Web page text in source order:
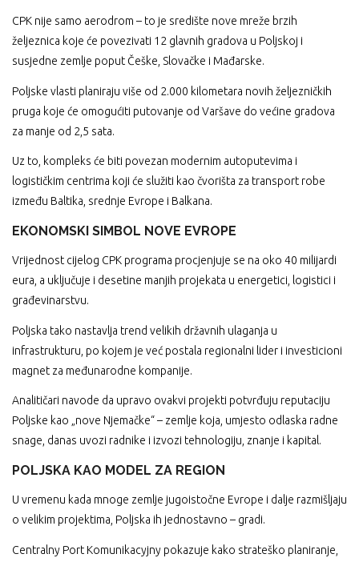
CPK nije samo aerodrom – to je središte nove mreže brzih
željeznica koje će povezivati 12 glavnih gradova u Poljskoj i
susjedne zemlje poput Češke, Slovačke i Mađarske.
Poljske vlasti planiraju više od 2.000 kilometara novih željezničkih
pruga koje će omogućiti putovanje od Varšave do većine gradova
za manje od 2,5 sata.
Uz to, kompleks će biti povezan modernim autoputevima i
logističkim centrima koji će služiti kao čvorišta za transport robe
između Baltika, srednje Evrope i Balkana.
EKONOMSKI SIMBOL NOVE EVROPE
Vrijednost cijelog CPK programa procjenjuje se na oko 40 milijardi
eura, a uključuje i desetine manjih projekata u energetici, logistici i
građevinarstvu.
Poljska tako nastavlja trend velikih državnih ulaganja u
infrastrukturu, po kojem je već postala regionalni lider i investicioni
magnet za međunarodne kompanije.
Analitičari navode da upravo ovakvi projekti potvrđuju reputaciju
Poljske kao „nove Njemačke“ – zemlje koja, umjesto odlaska radne
snage, danas uvozi radnike i izvozi tehnologiju, znanje i kapital.
POLJSKA KAO MODEL ZA REGION
U vremenu kada mnoge zemlje jugoistočne Evrope i dalje razmišljaju
o velikim projektima, Poljska ih jednostavno – gradi.
Centralny Port Komunikacyjny pokazuje kako strateško planiranje,